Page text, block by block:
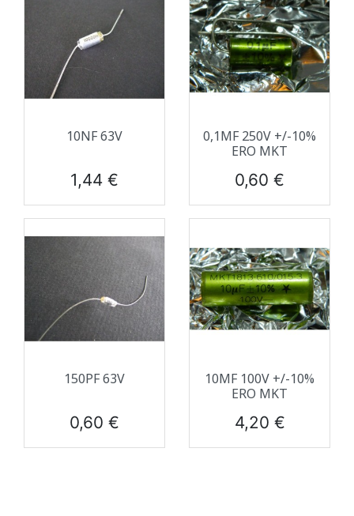
10NF 63V
Prix
1,44 €
0,1ΜF 250V +/-10%
ERO MKT
Prix
0,60 €
150PF 63V
Prix
0,60 €
10ΜF 100V +/-10%
ERO MKT
Prix
4,20 €